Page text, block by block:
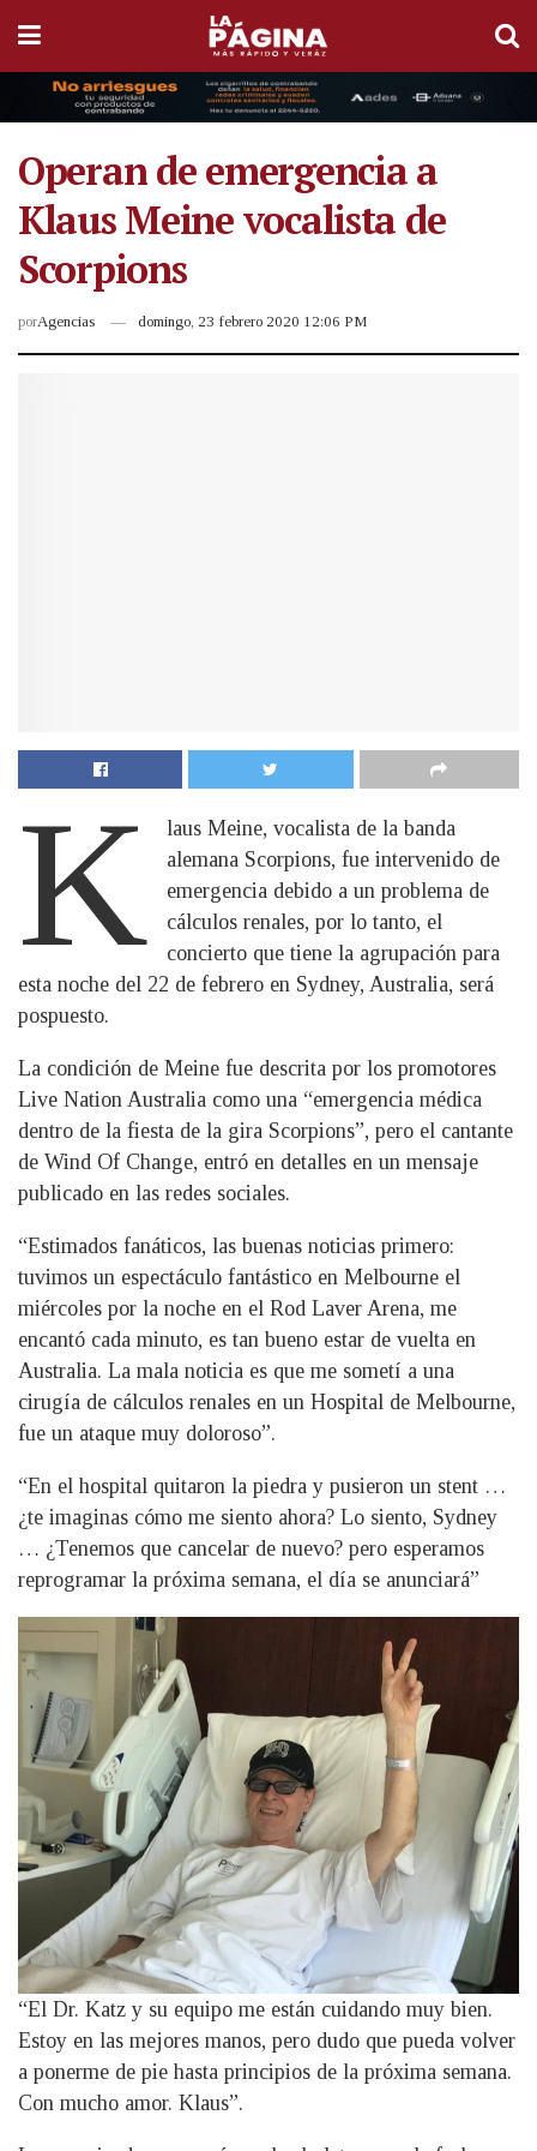
Operan de emergencia a
Klaus Meine vocalista de
Scorpions
porAgencias domingo, 23 febrero 2020 12:06 PM
K
laus Meine, vocalista de la banda
alemana Scorpions, fue intervenido de
emergencia debido a un problema de
cálculos renales, por lo tanto, el
concierto que tiene la agrupación para
esta noche del 22 de febrero en Sydney, Australia, será
pospuesto.
La condición de Meine fue descrita por los promotores
Live Nation Australia como una “emergencia médica
dentro de la fiesta de la gira Scorpions”, pero el cantante
de Wind Of Change, entró en detalles en un mensaje
publicado en las redes sociales.
“Estimados fanáticos, las buenas noticias primero:
tuvimos un espectáculo fantástico en Melbourne el
miércoles por la noche en el Rod Laver Arena, me
encantó cada minuto, es tan bueno estar de vuelta en
Australia. La mala noticia es que me sometí a una
cirugía de cálculos renales en un Hospital de Melbourne,
fue un ataque muy doloroso”.
“En el hospital quitaron la piedra y pusieron un stent …
¿te imaginas cómo me siento ahora? Lo siento, Sydney
… ¿Tenemos que cancelar de nuevo? pero esperamos
reprogramar la próxima semana, el día se anunciará”
“El Dr. Katz y su equipo me están cuidando muy bien.
Estoy en las mejores manos, pero dudo que pueda volver
a ponerme de pie hasta principios de la próxima semana.
Con mucho amor. Klaus”.